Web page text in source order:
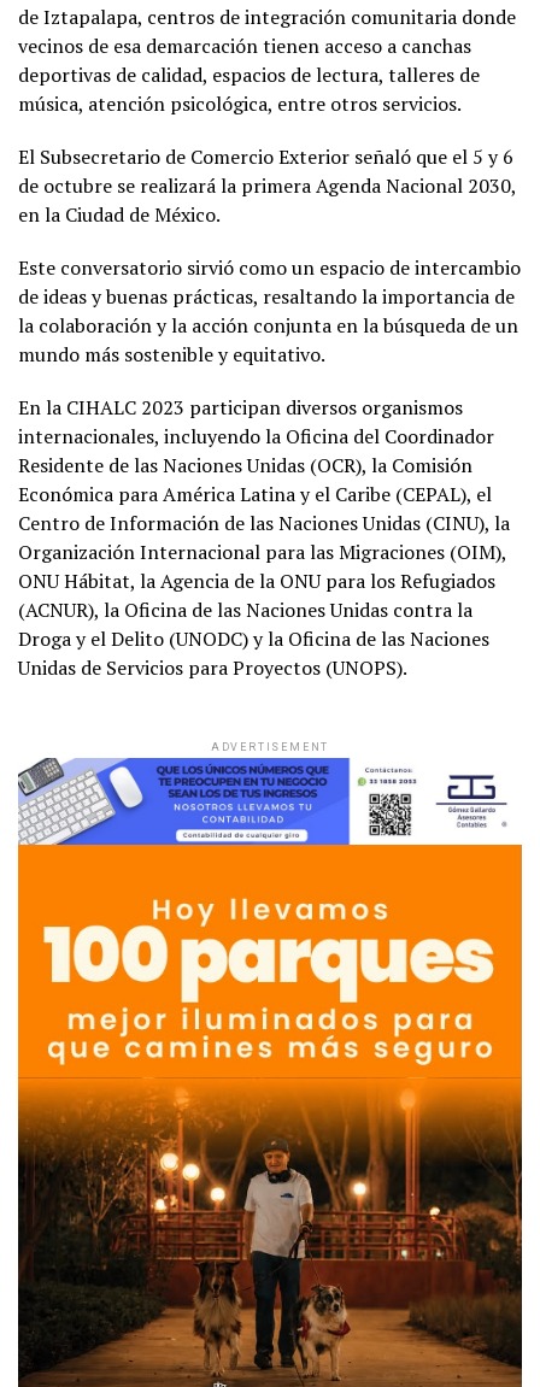
de Iztapalapa, centros de integración comunitaria donde
vecinos de esa demarcación tienen acceso a canchas
deportivas de calidad, espacios de lectura, talleres de
música, atención psicológica, entre otros servicios.
El Subsecretario de Comercio Exterior señaló que el 5 y 6
de octubre se realizará la primera Agenda Nacional 2030,
en la Ciudad de México.
Este conversatorio sirvió como un espacio de intercambio
de ideas y buenas prácticas, resaltando la importancia de
la colaboración y la acción conjunta en la búsqueda de un
mundo más sostenible y equitativo.
En la CIHALC 2023 participan diversos organismos
internacionales, incluyendo la Oficina del Coordinador
Residente de las Naciones Unidas (OCR), la Comisión
Económica para América Latina y el Caribe (CEPAL), el
Centro de Información de las Naciones Unidas (CINU), la
Organización Internacional para las Migraciones (OIM),
ONU Hábitat, la Agencia de la ONU para los Refugiados
(ACNUR), la Oficina de las Naciones Unidas contra la
Droga y el Delito (UNODC) y la Oficina de las Naciones
Unidas de Servicios para Proyectos (UNOPS).
ADVERTISEMENT